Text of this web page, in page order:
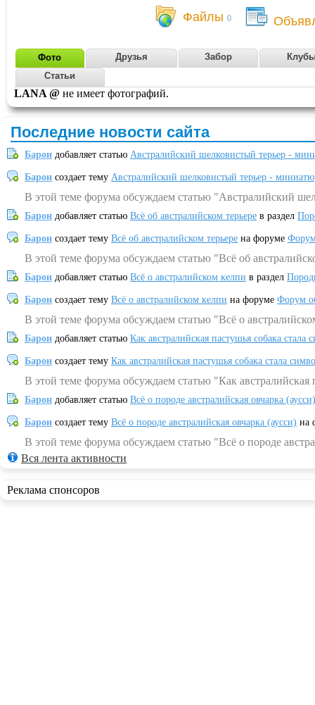
Файлы 0
Фото Друзья Забор
Статьи
LANA @ не имеет фотографий.
Последние новости сайта
Барон добавляет статью Австралийский шелковистый терьер -
Барон создает тему Австралийский шелковистый терьер -
В этой теме форума обсуждаем статью "Австралийский
Барон добавляет статью Всё об австралийском терьере в раздел
Барон создает тему Всё об австралийском терьере на форуме
В этой теме форума обсуждаем статью "Всё об
Барон добавляет статью Всё о австралийском келпи в раздел
Барон создает тему Всё о австралийском келпи на форуме Форум
В этой теме форума обсуждаем статью "Всё о
Барон добавляет статью Как австралийская пастушья собака
Барон создает тему Как австралийская пастушья собака стала
В этой теме форума обсуждаем статью "Как
Барон добавляет статью Всё о породе австралийская овчарка (аусси)
Барон создает тему Всё о породе австралийская овчарка (аусси) на
В этой теме форума обсуждаем статью "Всё о породе
Вся лента активности
Реклама спонсоров